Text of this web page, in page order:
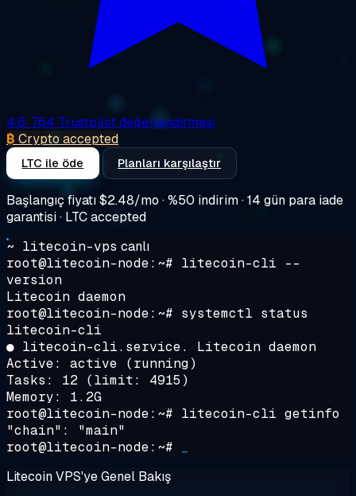
4.6· 764 Trustpilot değerlendirmesi
₿ Crypto accepted
LTC ile öde Planları karşılaştır
Başlangıç fiyatı$2.48/mo · %50 indirim · 14 gün para iade
garantisi · LTC accepted
~ litecoin-vps canlı
root@litecoin-node:~# litecoin-cli --
version
Litecoin daemon
root@litecoin-node:~# systemctl status
litecoin-cli
● litecoin-cli.service. Litecoin daemon
Active: active (running)
Tasks: 12 (limit: 4915)
Memory: 1.2G
root@litecoin-node:~# litecoin-cli getinfo
"chain": "main"
root@litecoin-node:~#
Litecoin VPS'ye Genel Bakış